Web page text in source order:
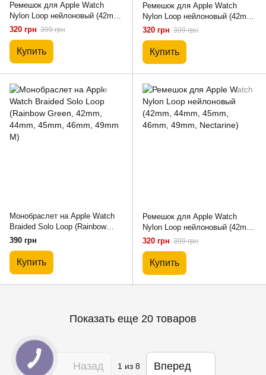
Ремешок для Apple Watch
Nylon Loop нейлоновый (42mm,
44mm, 45mm, 46mm, 49mm,
320 грн 399 грн
Купить
Ремешок для Apple Watch
Nylon Loop нейлоновый (42mm,
44mm, 45mm, 46mm, 49mm
320 грн 399 грн
Купить
Монобраслет на Apple Watch
Braided Solo Loop (Rainbow
Green, 42mm, 44mm, 45mm,
390 грн
Купить
Ремешок для Apple Watch
Nylon Loop нейлоновый (42mm,
44mm, 45mm, 46mm, 49mm,
320 грн 399 грн
Купить
Показать еще 20 товаров
Назад 1из 8 Вперед